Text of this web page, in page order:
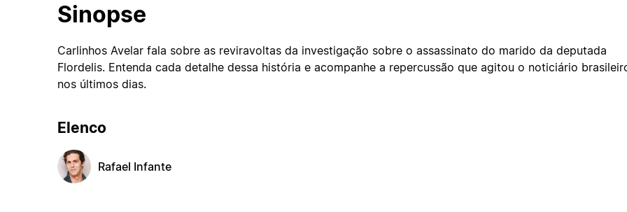
Sinopse
Carlinhos Avelar fala sobre as reviravoltas da investigação sobre o assassinato do marido da deputada
Flordelis. Entenda cada detalhe dessa história e acompanhe a repercussão que agitou o noticiário
nos últimos dias.
Elenco
Rafael Infante